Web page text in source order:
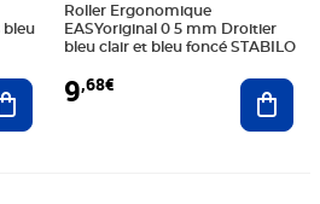
bleu
Ajouter au panier
Roller Ergonomique
EASYoriginal 0 5 mm Droitier
bleu clair et bleu foncé STABILO
9,68€